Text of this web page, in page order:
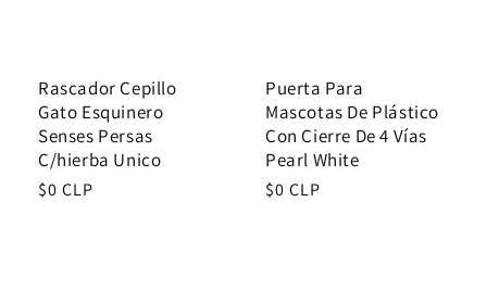
Rascador Cepillo
Gato Esquinero
Senses Persas
C/hierba Unico
Regular
$0 CLP
Puerta Para
Mascotas De Plástico
Con Cierre De 4 Vías
Pearl White
Regular
$0 CLP